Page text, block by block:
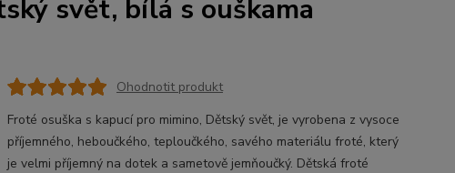
svět, bílá s ouškama
Ohodnotit produkt
Froté osuška s kapucí pro mimino, Dětský svět, je vyrobena z vysoce
příjemného, heboučkého, teploučkého, savého materiálu froté, který
je velmi příjemný na dotek a sametově jemňoučký. Dětská froté